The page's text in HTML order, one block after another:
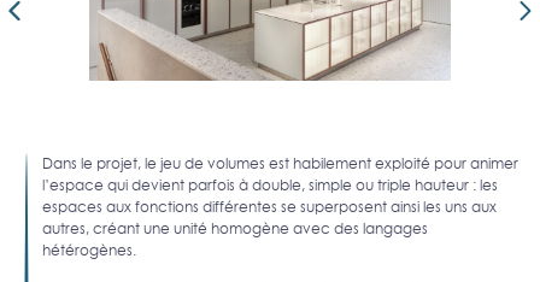
Dans le projet, le jeu de volumes est habilement exploité pour animer
l’espace qui devient parfois à double, simple ou triple hauteur : les
espaces aux fonctions différentes se superposent ainsi les uns aux
autres, créant une unité homogène avec des langages
hétérogènes.